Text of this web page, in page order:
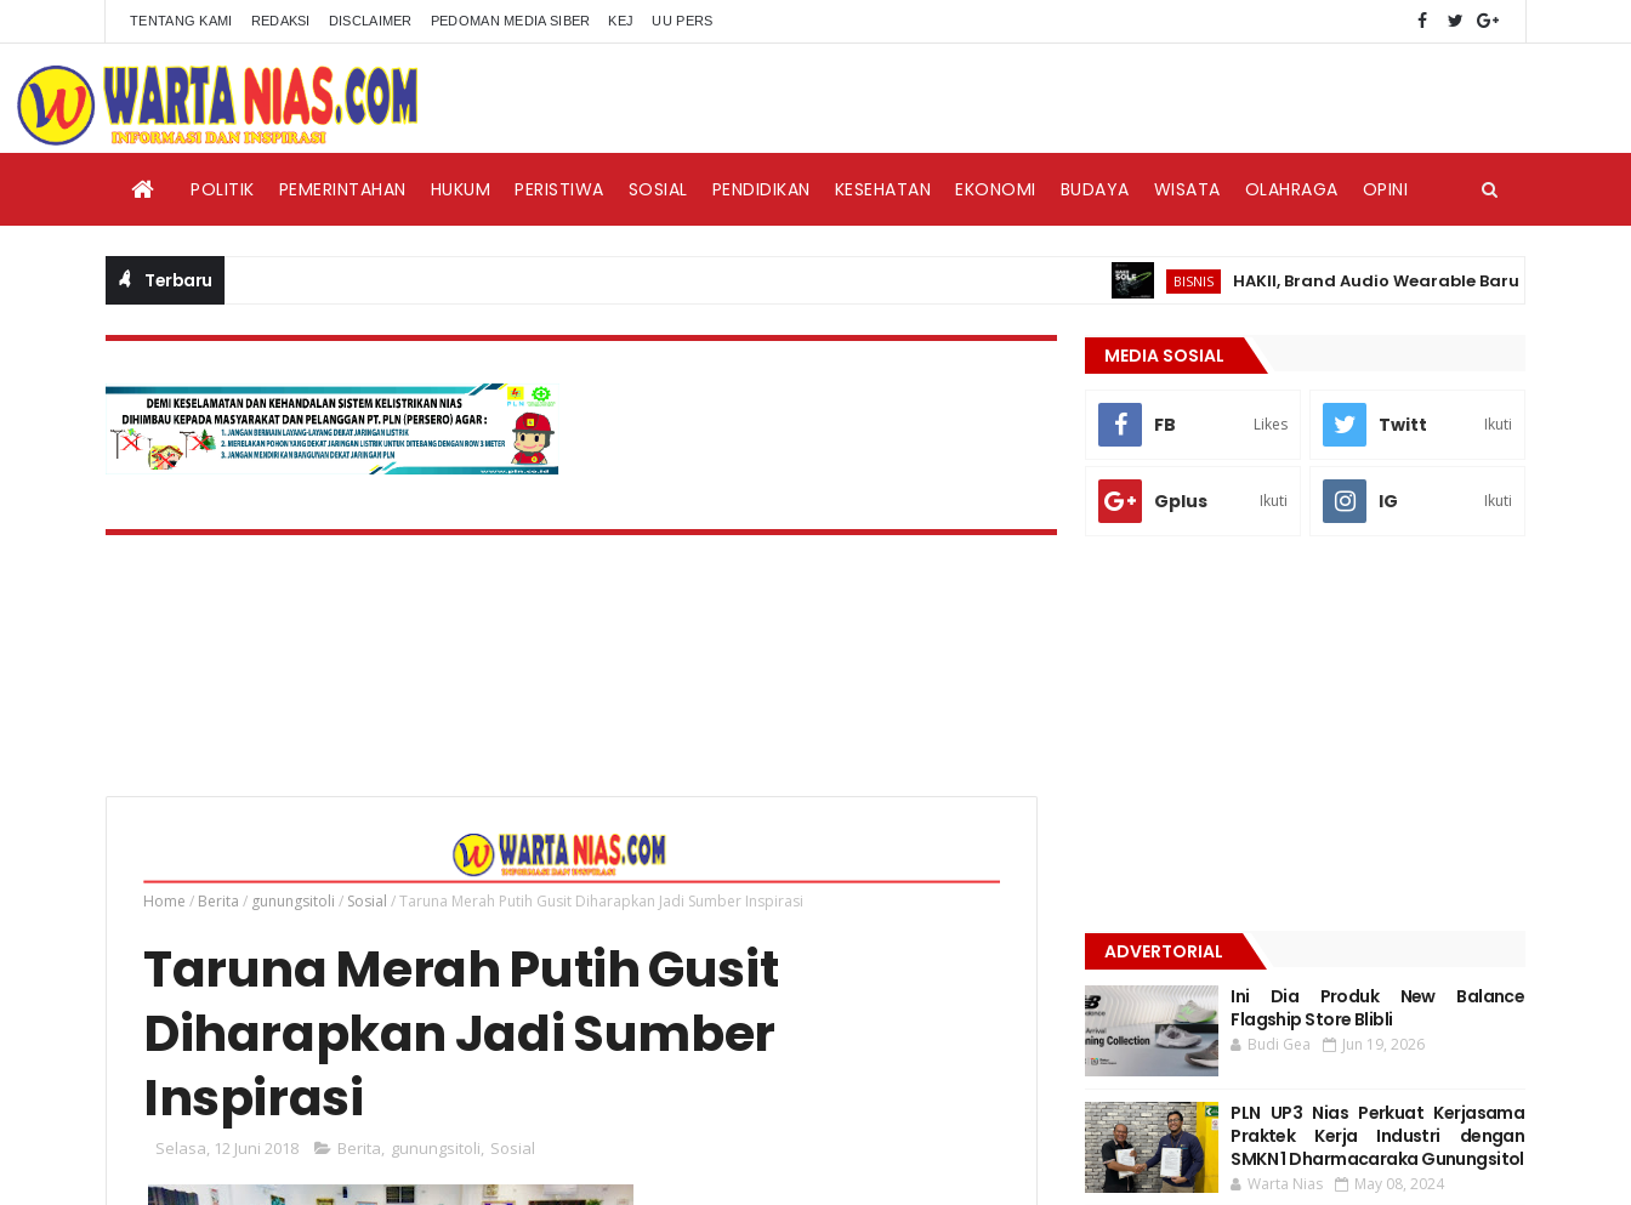
TENTANG KAMI REDAKSI DISCLAIMER PEDOMAN MEDIA SIBER KEJ UU PERS
POLITIK PEMERINTAHAN HUKUM PERISTIWA SOSIAL PENDIDIKAN KESEHATAN EKONOMI BUDAYA WISATA OLAHRAGA OPINI
Terbaru BISNIS HAKII, Brand Audio Wearable Baru yang Hadir di
Home / Berita / gunungsitoli / Sosial /Taruna Merah Putih Gusit Diharapkan Jadi Sumber Inspirasi
Taruna Merah Putih Gusit
Diharapkan Jadi Sumber
Inspirasi
Selasa, 12 Juni 2018 Berita gunungsitoli Sosial
MEDIA SOSIAL
FB Likes Twitt Ikuti
Gplus Ikuti IG Ikuti
ADVERTORIAL
Ini Dia Produk New Balance
Flagship Store Blibli
Budi Gea Jun 19, 2026
PLN UP3 Nias Perkuat Kerjasama
Praktek Kerja Industri dengan
SMKN 1 Dharmacaraka Gunungsitol
Warta Nias May 08, 2024